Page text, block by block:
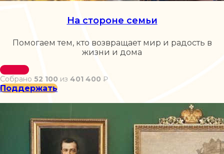
На стороне семьи
Помогаем тем, кто возвращает мир и радость в
жизни и дома
Собрано 52 100 из 401 400 ₽
Поддержать